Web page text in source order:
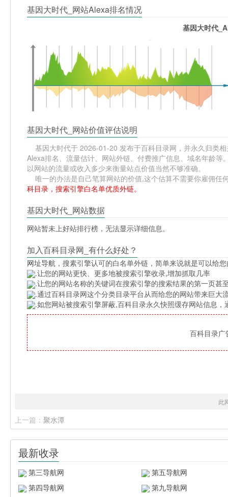
基因大时代_网站Alexa排名情况
基因大时代
基因大时代_网站价值评估说明
基因大时代于 2026-01-20 发布于百科目录网，并永久归类
Alexa排名、流量估计、网站外链、付费推广信息、域名年龄
以网站的流量或收入多少来衡量站点价值当然不够准确。
唯一的办法是自己笔算网站的价值,这个估算不需要你雇佣任
科目录，搜索引擎白名单优质外链。
基因大时代_网站数据
网站暂未上好站排行榜，无法显示详细信息。
加入百科目录网_有什么好处？
网址导航 ，搜素引擎认可的白名单外链，简单来说就是可以给
.让您的网站更快、更多地被搜索引擎收录,增加抓取几率
.让您的网站名称的关键词在搜索引擎的搜索结果的第一页甚
.通过百科目录网这个分类目录平台从而给您的网站带来巨大
.如您网站被搜索引擎屏蔽,百科目录永久快照缓存网站信息
百科目录
此
上一篇： 聚水潭
最新收录
第三导航网
第五导航网
第四导航网
第九导航网